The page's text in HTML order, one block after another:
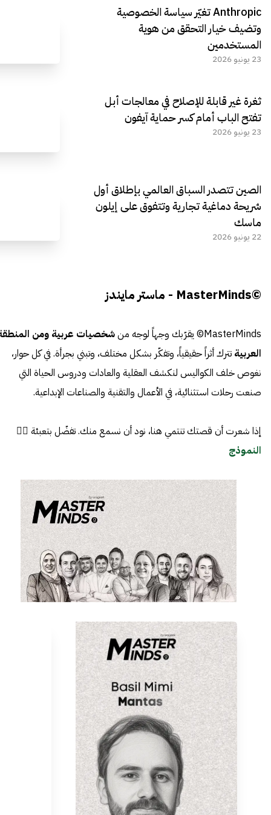
Anthropic تغيّر سياسة الخصوصية
وتضيف خيار التحقق من هوية
المستخدمين
23 يونيو 2026
ثغرة غير قابلة للإصلاح في معالجات أبل
تفتح الباب أمام كسر حماية آيفون
23 يونيو 2026
الصين تتصدر السباق العالمي بإطلاق أول
شريحة دماغية تجارية وتتفوق على إيلون
ماسك
22 يونيو 2026
©MasterMinds - ماستر مايندز
MasterMinds© يقرّبك وجهاً لوجه من
شخصيات عربية ومن
العربية تترك أثراً حقيقياً، وتفكّر بشكل مختلف، وتبني بجرأة. في كل حوار،
نغوص خلف الكواليس لنكشف العقلية والعادات ودروس الحياة التي
صنعت رحلات استثنائية، في الأعمال والتقنية والصناعات الإبداعية.
إذا شعرت أن قصتك تنتمي هنا، نود أن نسمع منك. تفضّل بتعبئة 👈🏼
النموذج